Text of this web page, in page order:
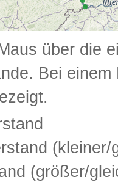
über die
Bei
(kleiner/
(größer/